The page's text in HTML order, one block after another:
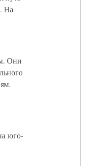
На
Они
юго-